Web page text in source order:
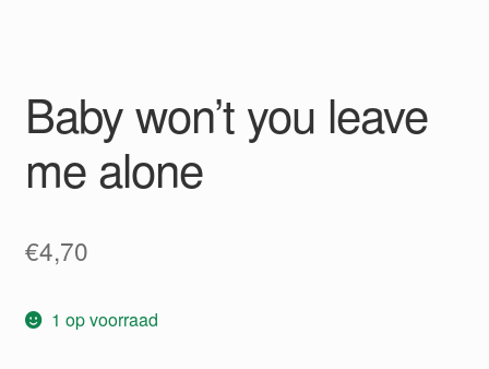
Baby won’t you leave
me alone
€4,70
1 op voorraad